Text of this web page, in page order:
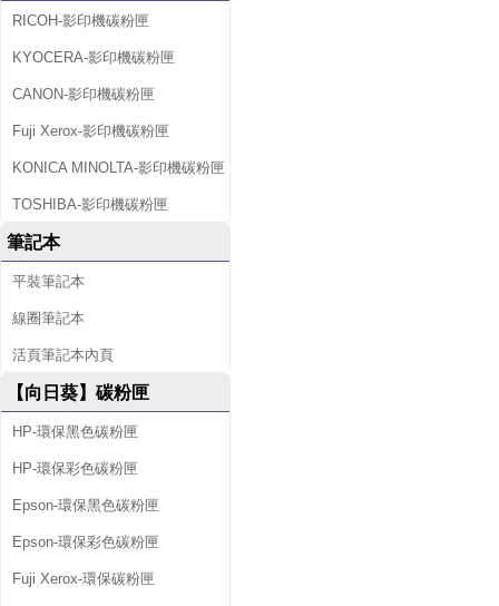
RICOH-影印機碳粉匣
KYOCERA-影印機碳粉匣
CANON-影印機碳粉匣
Fuji Xerox-影印機碳粉匣
KONICA MINOLTA-影印機碳粉匣
TOSHIBA-影印機碳粉匣
筆記本
平裝筆記本
線圈筆記本
活頁筆記本內頁
【向日葵】碳粉匣
HP-環保黑色碳粉匣
HP-環保彩色碳粉匣
Epson-環保黑色碳粉匣
Epson-環保彩色碳粉匣
Fuji Xerox-環保碳粉匣